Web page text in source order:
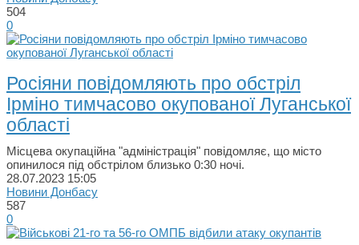
504
0
Росіяни повідомляють про обстріл
Ірміно тимчасово окупованої Луганської
області
Місцева окупаційна "адміністрація" повідомляє, що місто
опинилося під обстрілом близько 0:30 ночі.
28.07.2023 15:05
Новини Донбасу
587
0